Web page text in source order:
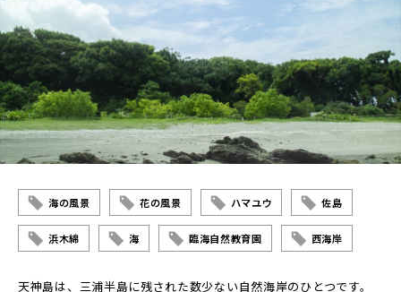
海の風景 花の風景 ハマユウ 佐島
浜木綿 海 臨海自然教育園 西海岸
天神島は、三浦半島に残された数少ない自然海岸のひとつです。